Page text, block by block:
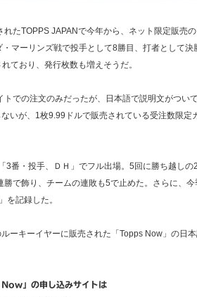
れたTOPPS JAPANで今年から、ネット限定販売
マーリンズ戦で投手として8勝目、打者として
ており、発行枚数も増えそうだ。
トでの注文のみだったが、日本語で説明文がつい
いが、1枚9.99ドルで販売されている受注数限
3番・投手、ＤＨ」でフル出場。5回に勝ち越し
勝で飾り、チームの連敗も5で止めた。さらに、
を記録した。
ーキーイヤーに販売された「Topps Now」の日
」の申し込みサイトは